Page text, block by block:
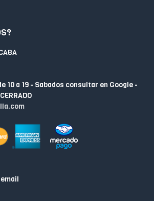
10 a 19 - Sabados consultar en Google -